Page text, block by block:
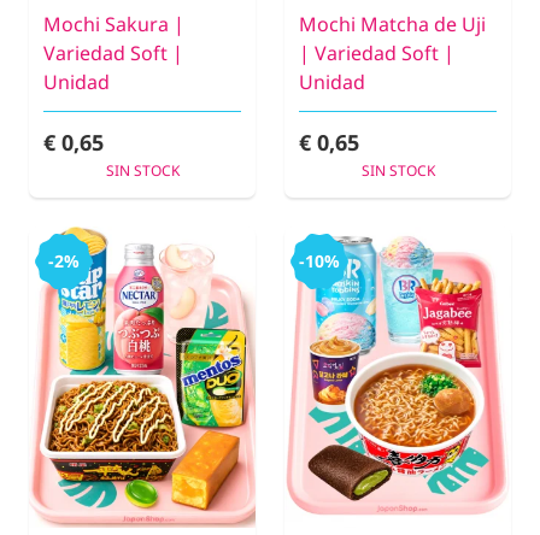
Mochi Sakura |
Variedad Soft |
Unidad
€ 0,65
SIN STOCK
Mochi Matcha de Uji
| Variedad Soft |
Unidad
€ 0,65
SIN STOCK
-2% -10%